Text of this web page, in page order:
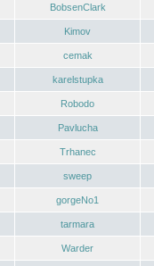
BobsenClark
Kimov
cemak
karelstupka
Robodo
Pavlucha
Trhanec
sweep
gorgeNo1
tarmara
Warder